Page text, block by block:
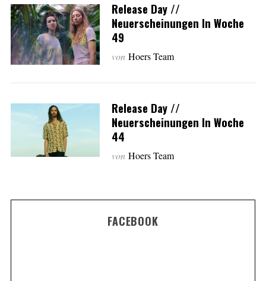
Release Day //
Neuerscheinungen In Woche
49
von Hoers Team
Release Day //
Neuerscheinungen In Woche
44
von Hoers Team
FACEBOOK